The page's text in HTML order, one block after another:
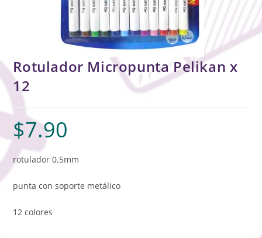
Rotulador Micropunta Pelikan x
12
$7.90
rotulador 0.5mm
punta con soporte metálico
12 colores